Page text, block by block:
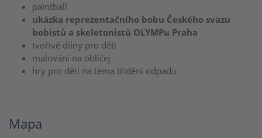
paintball
ukázka reprezentačního bobu Českého svazu
bobistů a skeletonistů OLYMPu Praha
tvořivé dílny pro děti
malování na obličej
hry pro děti na téma třídění odpadu
Mapa